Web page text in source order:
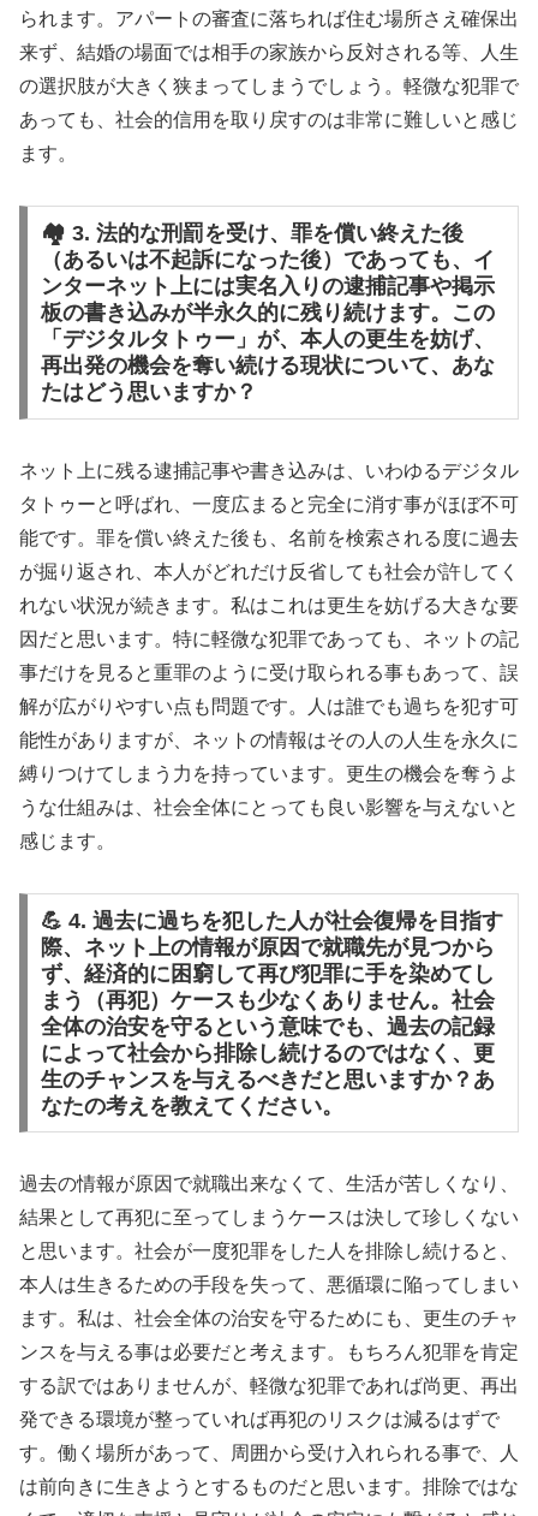
られます。アパートの審査に落ちれば住む場所さえ確保出
来ず、結婚の場面では相手の家族から反対される等、人生
の選択肢が大きく狭まってしまうでしょう。軽微な犯罪で
あっても、社会的信用を取り戻すのは非常に難しいと感じ
ます。
🏘️ 3. 法的な刑罰を受け、罪を償い終えた後
（あるいは不起訴になった後）であっても、イ
ンターネット上には実名入りの逮捕記事や掲示
板の書き込みが半永久的に残り続けます。この
「デジタルタトゥー」が、本人の更生を妨げ、
再出発の機会を奪い続ける現状について、あな
たはどう思いますか？
ネット上に残る逮捕記事や書き込みは、いわゆるデジタル
タトゥーと呼ばれ、一度広まると完全に消す事がほぼ不可
能です。罪を償い終えた後も、名前を検索される度に過去
が掘り返され、本人がどれだけ反省しても社会が許してく
れない状況が続きます。私はこれは更生を妨げる大きな要
因だと思います。特に軽微な犯罪であっても、ネットの記
事だけを見ると重罪のように受け取られる事もあって、誤
解が広がりやすい点も問題です。人は誰でも過ちを犯す可
能性がありますが、ネットの情報はその人の人生を永久に
縛りつけてしまう力を持っています。更生の機会を奪うよ
うな仕組みは、社会全体にとっても良い影響を与えないと
感じます。
💪 4. 過去に過ちを犯した人が社会復帰を目指す
際、ネット上の情報が原因で就職先が見つから
ず、経済的に困窮して再び犯罪に手を染めてし
まう（再犯）ケースも少なくありません。社会
全体の治安を守るという意味でも、過去の記録
によって社会から排除し続けるのではなく、更
生のチャンスを与えるべきだと思いますか？あ
なたの考えを教えてください。
過去の情報が原因で就職出来なくて、生活が苦しくなり、
結果として再犯に至ってしまうケースは決して珍しくない
と思います。社会が一度犯罪をした人を排除し続けると、
本人は生きるための手段を失って、悪循環に陥ってしまい
ます。私は、社会全体の治安を守るためにも、更生のチャ
ンスを与える事は必要だと考えます。もちろん犯罪を肯定
する訳ではありませんが、軽微な犯罪であれば尚更、再出
発できる環境が整っていれば再犯のリスクは減るはずで
す。働く場所があって、周囲から受け入れられる事で、人
は前向きに生きようとするものだと思います。排除ではな